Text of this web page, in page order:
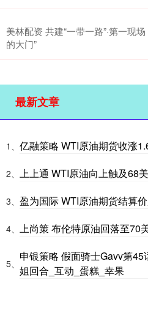
美林配资 共建“一带一路”·第一现
的大门”
最新文章
1、 亿融策略 WTI原油期货收涨
2、 上上通 WTI原油向上触及68
3、 盈为国际 WTI原油期货结算
4、 上尚策 布伦特原油回落至70
5、
申银策略 假面骑士Gavv第
姐回合_互动_蛋糕_幸果